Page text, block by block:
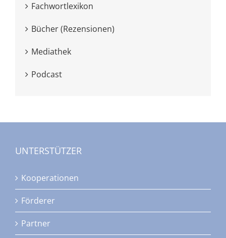
Fachwortlexikon
Bücher (Rezensionen)
Mediathek
Podcast
UNTERSTÜTZER
Kooperationen
Förderer
Partner